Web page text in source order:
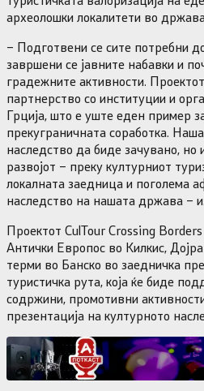
археолошки локалитети во
– Подготвени се сите потребни
завршени се јавните набавки и
градежните активности.
партнерство со институции и
Грција, што е уште еден пример
прекуграничната соработка.
наследство да биде зачувано, но
развојот – преку културниот
локалната заедница и поголема
наследство на нашата држава –
Проектот CulTour Crossing
Антички Европос во Килкис,
терми во Банско во заедничка
туристичка рута, која ќе биде
содржини, промотивни
презентација на културното